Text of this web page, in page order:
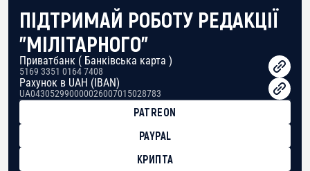
ПІДТРИМАЙ РОБОТУ РЕДАКЦІЇ
"МІЛІТАРНОГО"
Приватбанк ( Банківська карта )
5169 3351 0164 7408
Рахунок в UAH (IBAN)
UA043052990000026007015028783
PATREON
PAYPAL
КРИПТА